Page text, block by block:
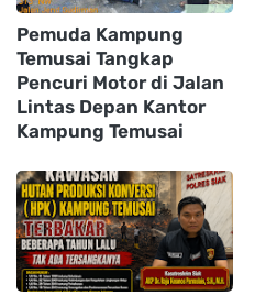
Pemuda Kampung
Temusai Tangkap
Pencuri Motor di Jalan
Lintas Depan Kantor
Kampung Temusai